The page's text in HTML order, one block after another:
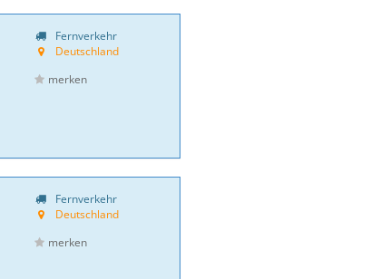
Fernverkehr
Deutschland
merken
Fernverkehr
Deutschland
merken